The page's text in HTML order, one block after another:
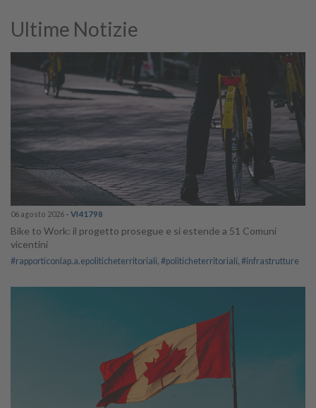
Ultime Notizie
06 agosto 2026 - VI41798
Bike to Work: il progetto prosegue e si estende a 51 Comuni
vicentini
#rapporticonlap.a.epoliticheterritoriali #politicheterritoriali #infrastrutture